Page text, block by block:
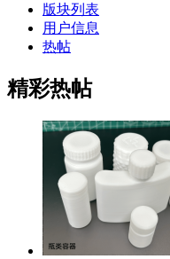
版块列表
用户信息
热帖
精彩热帖